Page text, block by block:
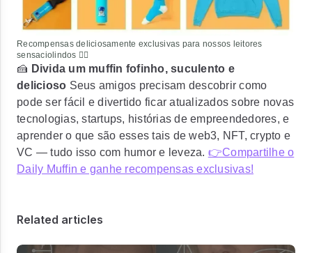
Recompensas deliciosamente exclusivas para nossos leitores
sensaciolindos ❤️‍🔥
🍰 Divida um muffin fofinho, suculento e
delicioso Seus amigos precisam descobrir como
pode ser fácil e divertido ficar atualizados sobre novas
tecnologias, startups, histórias de empreendedores, e
aprender o que são esses tais de web3, NFT, crypto e
VC — tudo isso com humor e leveza. 👉Compartilhe o
Daily Muffin e ganhe recompensas exclusivas!
Related articles